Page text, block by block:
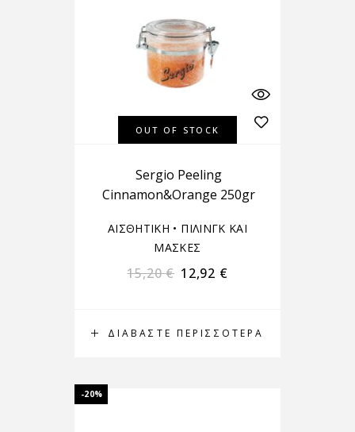
OUT OF STOCK
ΔΙΑΒΆΣΤΕ ΠΕΡΙΣΣΌΤΕΡΑ
Sergio Peeling
Cinnamon&Orange 250gr
ΑΙΣΘΗΤΙΚΗ • ΠΙΛΙΝΓΚ ΚΑΙ
ΜΑΣΚΕΣ
15,20€ 12,92 €
-20%